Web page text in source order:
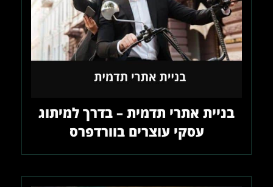
בניית אתרי תדמית – בדרך למיתוג
עסקי עוצרים בוורדפרס